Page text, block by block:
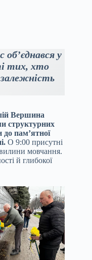
у
тих, хто
Вершина
структурних
до пам’ятної
О 9:00 присутні
мовчання.
й глибокої